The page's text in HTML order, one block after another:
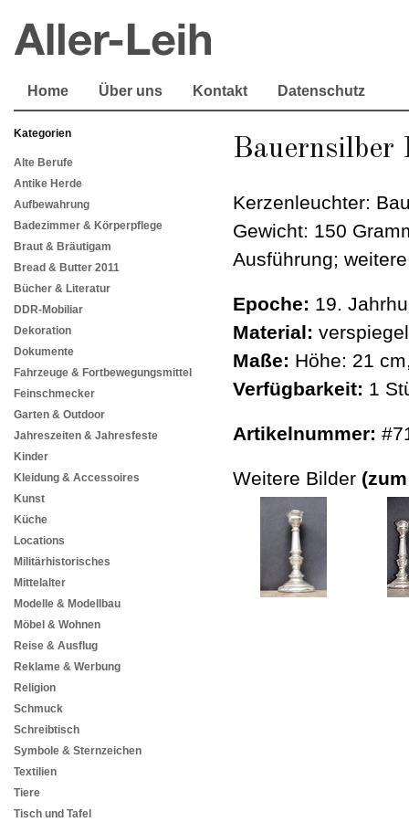
Home Über uns Kontakt Datenschutz
Kategorien
Alte Berufe
Antike Herde
Aufbewahrung
Badezimmer & Körperpflege
Braut & Bräutigam
Bread & Butter 2011
Bücher & Literatur
DDR-Mobiliar
Dekoration
Dokumente
Fahrzeuge & Fortbewegungsmittel
Feinschmecker
Garten & Outdoor
Jahreszeiten & Jahresfeste
Kinder
Kleidung & Accessoires
Kunst
Küche
Locations
Militärhistorisches
Mittelalter
Modelle & Modellbau
Möbel & Wohnen
Reise & Ausflug
Reklame & Werbung
Religion
Schmuck
Schreibtisch
Symbole & Sternzeichen
Textilien
Tiere
Tisch und Tafel
Bauernsilber
Kerzenleuchter:
Gewicht: 150
Ausführung;
Epoche: 19.
Material:
Maße: Höhe: 21
Verfügbarkeit: 1
Artikelnummer:
Weitere Bilder